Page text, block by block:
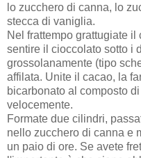
lo zucchero di canna, lo
stecca di vaniglia.
Nel frattempo grattugiate
sentire il cioccolato sotto i
grossolanamente (tipo
affilata. Unite il cacao, la
bicarbonato al composto
velocemente.
Formate due cilindri,
nello zucchero di canna e
un paio di ore. Se avete